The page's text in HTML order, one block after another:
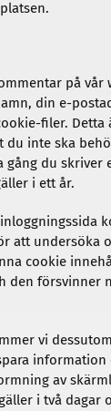
på vår
din e-
filer. Detta
du inte ska
gång du skriver
i ett år.
att undersöka
cookie
den försvinner
vi
av
i två dagar